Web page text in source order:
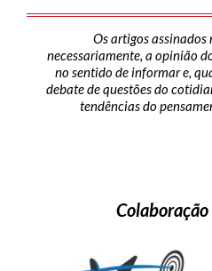
Os artigos assinados
necessariamente, a opinião
no sentido de informar e,
debate de questões do
tendências do